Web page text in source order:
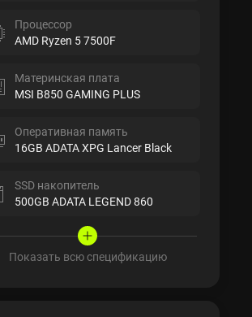
Процессор
AMD Ryzen 5 7500F
Материнская плата
MSI B850 GAMING PLUS
Оперативная память
16GB ADATA XPG Lancer Black
SSD накопитель
500GB ADATA LEGEND 860
Показать всю спецификацию